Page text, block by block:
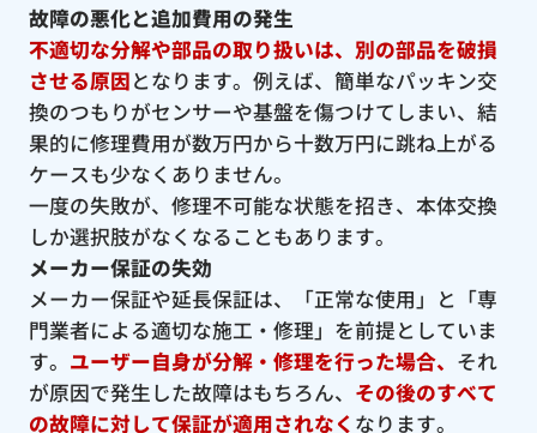
故障の悪化と追加費用の発生
不適切な分解や部品の取り扱いは、別の部品を破損
させる原因となります。例えば、簡単なパッキン交
換のつもりがセンサーや基盤を傷つけてしまい、結
果的に修理費用が数万円から十数万円に跳ね上がる
ケースも少なくありません。
一度の失敗が、修理不可能な状態を招き、本体交換
しか選択肢がなくなることもあります。
メーカー保証の失効
メーカー保証や延長保証は、「正常な使用」と「専
門業者による適切な施工・修理」を前提としていま
す。 ユーザー自身が分解・修理を行った場合、 それ
が原因で発生した故障はもちろん、 その後のすべて
の故障に対して保証が適用されなく なります。